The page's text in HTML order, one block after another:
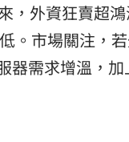
，外資狂賣超
。市場關注，
器需求增溫，